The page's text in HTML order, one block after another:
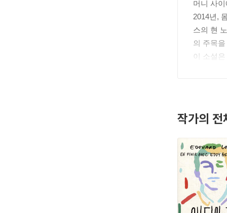
머니 사
2014년,
스의 현
의 주목
이 소설
작가의 전